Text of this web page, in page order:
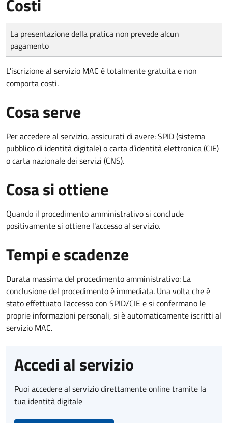
Tipo di pagamento
Importo
La presentazione della pratica non prevede alcun
pagamento
L'iscrizione al servizio MAC è totalmente gratuita e non
comporta costi.
Cosa serve
Per accedere al servizio, assicurati di avere: SPID (sistema
pubblico di identità digitale) o carta d’identità elettronica (CIE)
o carta nazionale dei servizi (CNS).
Cosa si ottiene
Quando il procedimento amministrativo si conclude
positivamente si ottiene l'accesso al servizio.
Tempi e scadenze
Durata massima del procedimento amministrativo: La
conclusione del procedimento è immediata. Una volta che è
stato effettuato l'accesso con SPID/CIE e si confermano le
proprie informazioni personali, si è automaticamente iscritti al
servizio MAC.
Accedi al servizio
Puoi accedere al servizio direttamente online tramite la
tua identità digitale